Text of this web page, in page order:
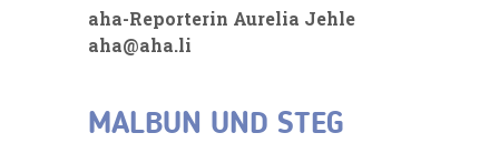
aha-Reporterin Aurelia Jehle
aha@aha.li
MALBUN UND STEG